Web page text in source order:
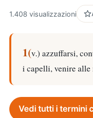
1.408 visualizzazioni
1(v.) azzuffarsi,
i capelli, venire alle
Vedi tutti i termini